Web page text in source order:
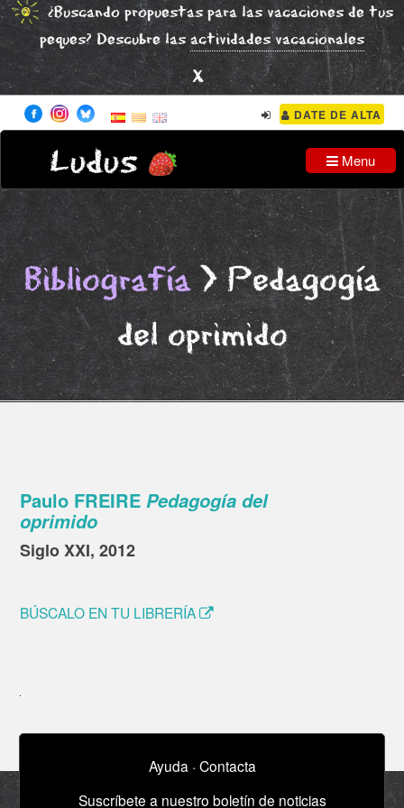
¿Buscando propuestas para las vacaciones de tus
peques? Descubre lasactividades vacacionales
x
DATE DE ALTA
Ludus Menu
Bibliografía> Pedagogía
del oprimido
Paulo FREIRE Pedagogía del
oprimido
Siglo XXI, 2012
BÚSCALO EN TU LIBRERÍA
Ayuda · Contacta
Suscríbete a nuestro boletín de noticias